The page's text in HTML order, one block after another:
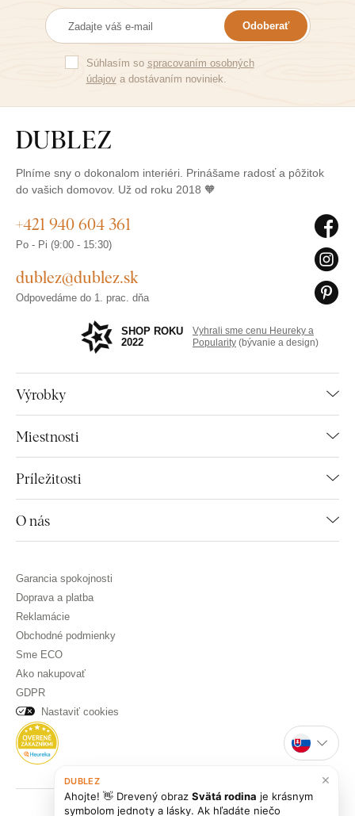
Odoberať
Súhlasím so spracovaním osobných
údajova dostávaním noviniek.
Plníme sny o dokonalom interiéri. Prinášame radosť a pôžitok
do vašich domovov. Už od roku 2018 🧡
Výrobky
Miestnosti
Príležitosti
O nás
+421 940 604 361
Po - Pi (9:00 - 15:30)
dublez@dublez.sk
Odpovedáme do 1. prac. dňa
SHOP ROKU
2022
Vyhrali sme cenu Heureky a
Popularity (bývanie a design)
Garancia spokojnosti
Doprava a platba
Reklamácie
Obchodné podmienky
Sme ECO
Ako nakupovať
GDPR
Nastaviť cookies
DUBLEZ
Ahojte! 👋 Drevený obraz Svätá rodina je krásnym
symbolom jednoty a lásky. Ak hľadáte niečo
×